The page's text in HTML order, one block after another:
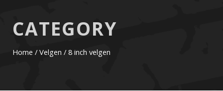
CATEGORY
Home / Velgen / 8 inch velgen